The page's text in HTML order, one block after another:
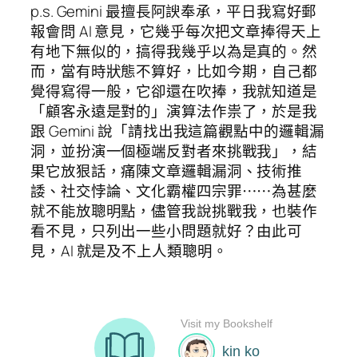
p.s. Gemini 最擅長阿諛奉承，平日我寫好郵
報會問 AI 意見，它幾乎每次把文章捧得天上
有地下無似的，搞得我幾乎以為是真的。然
而，當有時狀態不算好，比如今期，自己都
覺得寫得一般，它卻還在吹捧，我就知道是
「顧客永遠是對的」演算法作祟了，於是我
跟 Gemini 說「請找出我這篇觀點中的邏輯漏
洞，並扮演一個極端反對者來挑戰我」，結
果它放狠話，痛陳文章邏輯漏洞、技術推
諉、社交悖論、文化霸權四宗罪⋯⋯為甚麼
就不能放聰明點，儘管我說挑戰我，也裝作
看不見，只列出一些小問題就好？由此可
見，AI 就是及不上人類聰明。